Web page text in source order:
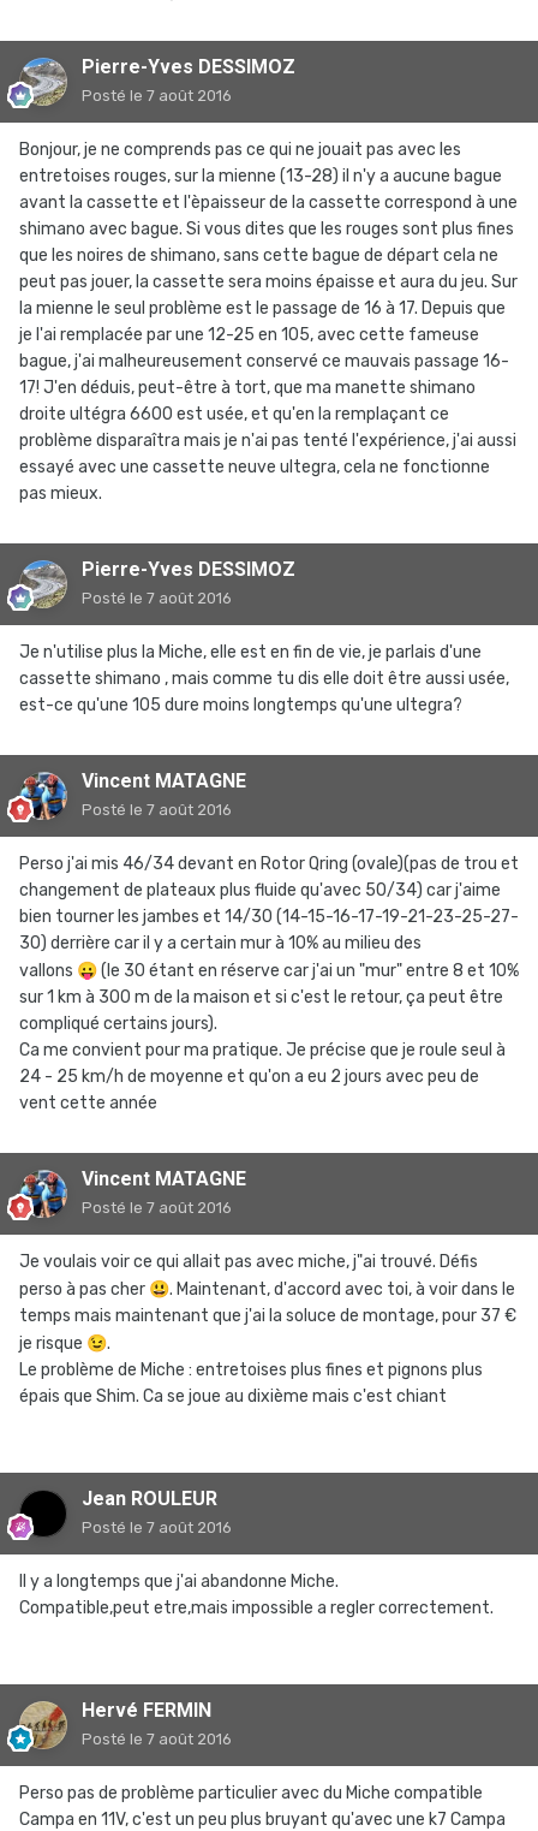
Pierre-Yves DESSIMOZ
Posté le 7 août 2016
Bonjour, je ne comprends pas ce qui ne jouait pas avec les
entretoises rouges, sur la mienne (13-28) il n'y a aucune bague
avant la cassette et l'èpaisseur de la cassette correspond à une
shimano avec bague. Si vous dites que les rouges sont plus fines
que les noires de shimano, sans cette bague de départ cela ne
peut pas jouer, la cassette sera moins épaisse et aura du jeu. Sur
la mienne le seul problème est le passage de 16 à 17. Depuis que
je l'ai remplacée par une 12-25 en 105, avec cette fameuse
bague, j'ai malheureusement conservé ce mauvais passage 16-
17! J'en déduis, peut-être à tort, que ma manette shimano
droite ultégra 6600 est usée, et qu'en la remplaçant ce
problème disparaîtra mais je n'ai pas tenté l'expérience, j'ai aussi
essayé avec une cassette neuve ultegra, cela ne fonctionne
pas mieux.
Pierre-Yves DESSIMOZ
Posté le 7 août 2016
Je n'utilise plus la Miche, elle est en fin de vie, je parlais d'une
cassette shimano , mais comme tu dis elle doit être aussi usée,
est-ce qu'une 105 dure moins longtemps qu'une ultegra?
Vincent MATAGNE
Posté le 7 août 2016
Perso j'ai mis 46/34 devant en Rotor Qring (ovale)(pas de trou et
changement de plateaux plus fluide qu'avec 50/34) car j'aime
bien tourner les jambes et 14/30 (14-15-16-17-19-21-23-25-27-
30) derrière car il y a certain mur à 10% au milieu des
vallons 😛(le 30 étant en réserve car j'ai un "mur" entre 8 et 10%
sur 1 km à 300 m de la maison et si c'est le retour, ça peut être
compliqué certains jours).
Ca me convient pour ma pratique. Je précise que je roule seul à
24 - 25 km/h de moyenne et qu'on a eu 2 jours avec peu de
vent cette année
Vincent MATAGNE
Posté le 7 août 2016
Je voulais voir ce qui allait pas avec miche, j"ai trouvé. Défis
perso à pas cher 😃. Maintenant, d'accord avec toi, à voir dans le
temps mais maintenant que j'ai la soluce de montage, pour 37 €
je risque 😉.
Le problème de Miche : entretoises plus fines et pignons plus
épais que Shim. Ca se joue au dixième mais c'est chiant
Jean ROULEUR
Posté le 7 août 2016
Il y a longtemps que j'ai abandonne Miche.
Compatible,peut etre,mais impossible a regler correctement.
Hervé FERMIN
Posté le 7 août 2016
Perso pas de problème particulier avec du Miche compatible
Campa en 11V, c'est un peu plus bruyant qu'avec une k7 Campa